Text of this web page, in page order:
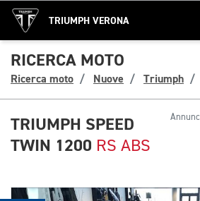
TRIUMPH VERONA
RICERCA MOTO
Ricerca moto Nuove Triumph
TRIUMPH SPEED
TWIN 1200 RS ABS